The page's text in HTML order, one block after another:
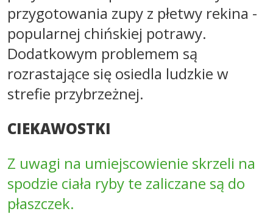
przygotowania zupy z płetwy rekina -
popularnej chińskiej potrawy.
Dodatkowym problemem są
rozrastające się osiedla ludzkie w
strefie przybrzeżnej.
CIEKAWOSTKI
Z uwagi na umiejscowienie skrzeli na
spodzie ciała ryby te zaliczane są do
płaszczek.